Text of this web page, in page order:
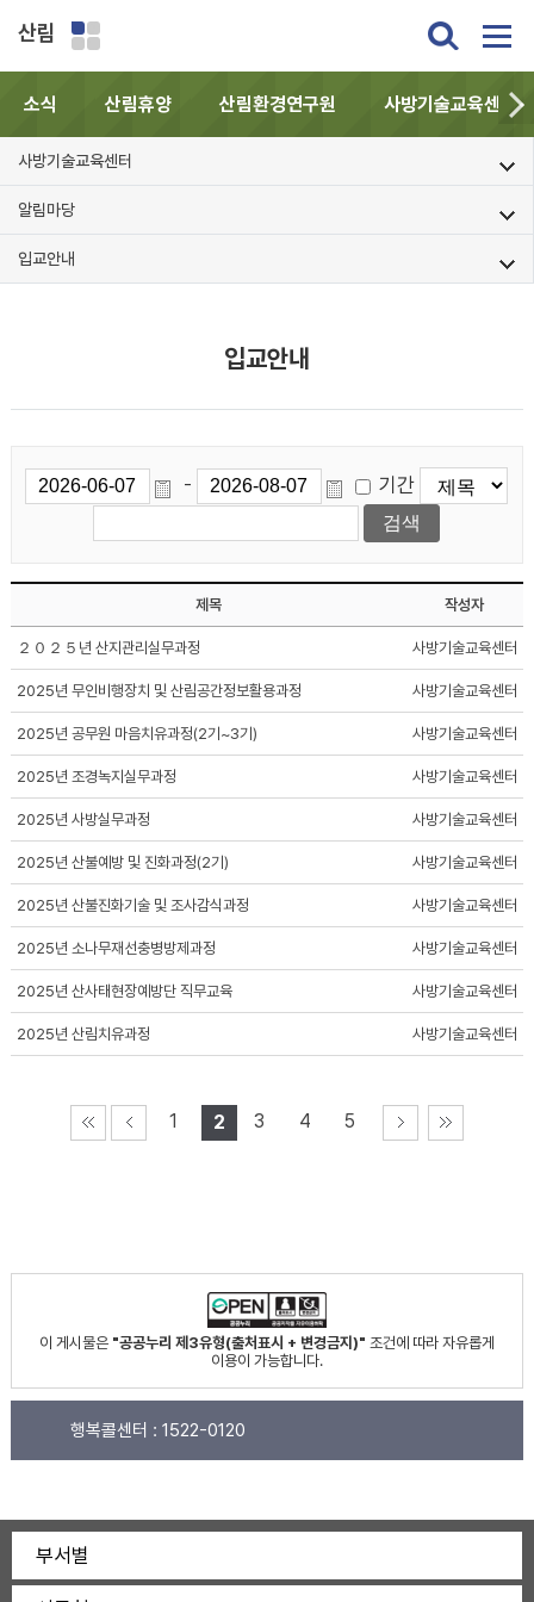
산림
소식 산림휴양 산림환경연구원 사방기술교육센터
사방기술교육센터
알림마당
입교안내
입교안내
- 기간
제목 작성자
２０２５년 산지관리실무과정 사방기술교육센터
2025년 무인비행장치 및 산림공간정보활용과정 사방기술교육센터
2025년 공무원 마음치유과정(2기~3기) 사방기술교육센터
2025년 조경녹지실무과정 사방기술교육센터
2025년 사방실무과정 사방기술교육센터
2025년 산불예방 및 진화과정(2기) 사방기술교육센터
2025년 산불진화기술 및 조사감식과정 사방기술교육센터
2025년 소나무재선충병방제과정 사방기술교육센터
2025년 산사태현장예방단 직무교육 사방기술교육센터
2025년 산림치유과정 사방기술교육센터
1 2 3 4 5
이 게시물은 "공공누리 제3유형(출처표시 + 변경금지)" 조건에 따라 자유롭게
이용이 가능합니다.
행복콜센터 : 1522-0120
부서별